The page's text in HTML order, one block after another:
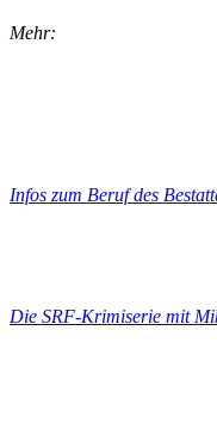
Mehr:
Infos zum Beruf des
Die SRF-Krimiserie mit